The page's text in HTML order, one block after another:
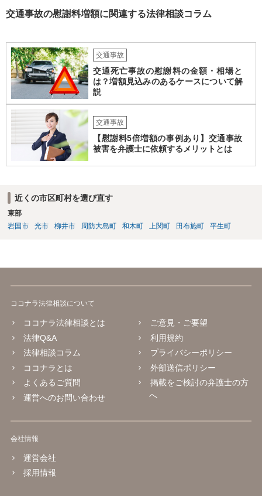
いますが、そうなってくると弁護士に勝訴インセンティブが働きにく
額ベースとするのではなく、弁護士として反対の立場であれば、２～
３割くらいの確率で認められそうな金額がいくらくらいかを提示した
上で、そこからの排除額ベースとすることも考えられますが、それだ
と弱気な弁護士だと思われたり、先生は私の主張を分かってくれてい
ないと目くじらを立てる依頼者もいそうなので、やはり難点がありま
す。 個人的には、着手金の割合を高めて、タイムチャージ併用型にし
たり、長期化した場合は追加着手金を請求できるようにしたりして最
悪排除額ベースの成功報酬はもらえなくても気にしないというのが良
いように思っています。 いずれにせよ、どういう形をとるにせよ、支
払う報酬額はあまり変わらないと思いますので、そのとおりに支払っ
ても損にはならないはずです。 基本的に弁護士に1時間動いてもらう
士にとっては割りの悪い事件ということになるかと存じます。
交通事故の慰謝料増額に関連する法律相談コラム
交通事故
交通死亡事故の慰謝料の金額・相場と
は？増額見込みのあるケースについて解
説
交通事故
【慰謝料5倍増額の事例あり】交通事故
被害を弁護士に依頼するメリットとは
近くの市区町村を選び直す
東部
岩国市
光市 柳井市 周防大島町 和木町 上関町 田布施町 平生町
ココナラ法律相談について
ココナラ法律相談とは
法律Q&A
法律相談コラム
ココナラとは
よくあるご質問
運営へのお問い合わせ
ご意見・ご要望
利用規約
プライバシーポリシー
外部送信ポリシー
掲載をご検討の弁護士の方
へ
会社情報
運営会社
採用情報